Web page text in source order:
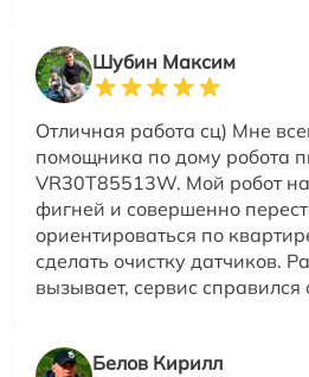
Шубин Максим
Отличная работа сц) Мне
помощника по дому робота
VR30T85513W. Мой робот
фигней и совершенно
ориентироваться по
сделать очистку датчиков.
вызывает, сервис справился
Белов Кирилл